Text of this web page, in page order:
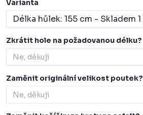
Varianta
Zkrátit hole na požadovanou délku?
Zaměnit originální velikost poutek?